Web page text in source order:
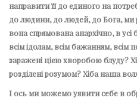
направити її до єдиного на
до людини, до людей, до Бога,
вона спрямована анархічно, в
всім ідолам, всім бажанням, всім
заражені цією хворобою блуду?
розділені розумом? Хіба наша
І ось ми можемо уявити себе в